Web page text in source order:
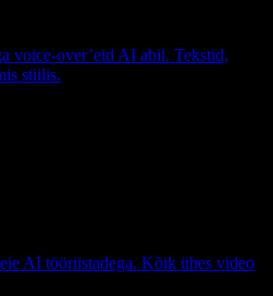
voice-over’eid AI abil. Tekstid,
stiilis.
AI tööriistadega. Kõik ühes video